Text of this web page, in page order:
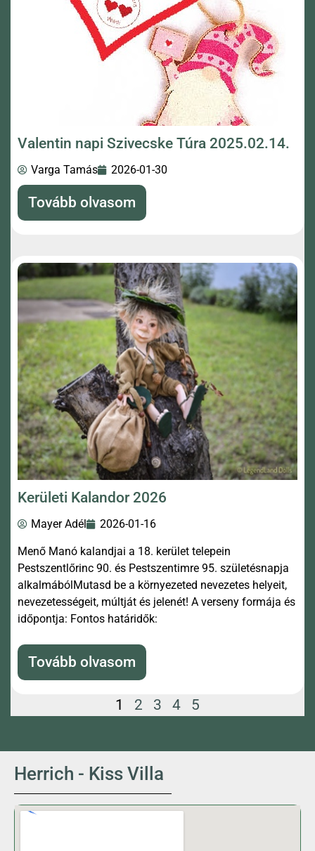
Valentin napi Szivecske Túra 2025.02.14.
Varga Tamás 2026-01-30
Tovább olvasom
Kerületi Kalandor 2026
Mayer Adél 2026-01-16
Menő Manó kalandjai a 18. kerület telepein
Pestszentlőrinc 90. és Pestszentimre 95. születésnapja
alkalmábólMutasd be a környezeted nevezetes helyeit,
nevezetességeit, múltját és jelenét! A verseny formája és
időpontja: Fontos határidők:
Tovább olvasom
1 2 3 4 5
Herrich - Kiss Villa